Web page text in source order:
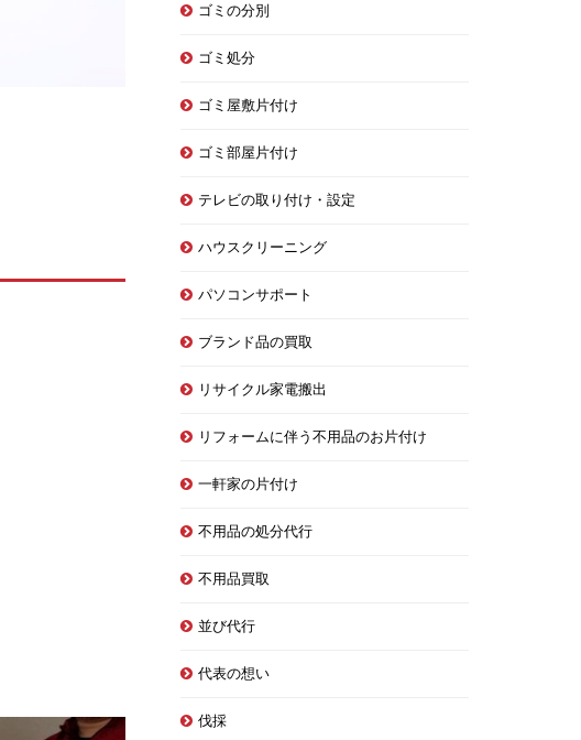
ゴミの分別
ゴミ処分
ゴミ屋敷片付け
ゴミ部屋片付け
テレビの取り付け・設定
ハウスクリーニング
パソコンサポート
ブランド品の買取
リサイクル家電搬出
リフォームに伴う不用品のお片付け
一軒家の片付け
不用品の処分代行
不用品買取
並び代行
代表の想い
伐採